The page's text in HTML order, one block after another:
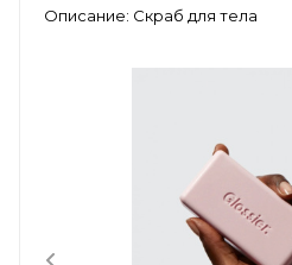
Описание: Скраб для тела